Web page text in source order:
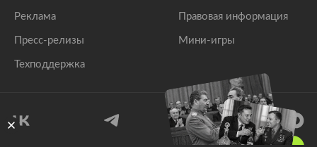
Реклама
Пресс-релизы
Техподдержка
Правовая информация
Мини-игры